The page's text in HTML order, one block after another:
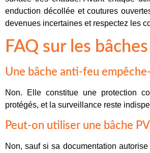
enduction décollée et coutures
devenues incertaines et respectez les
FAQ sur les
Une bâche anti-feu
Non. Elle constitue une protection
protégés, et la surveillance reste
Peut-on utiliser une bâche
Non, sauf si sa documentation